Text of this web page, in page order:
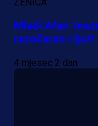
ponudu
14 h 55 min
Mladi Afan
razočaran i ljut!
4 mjesec 2 dan